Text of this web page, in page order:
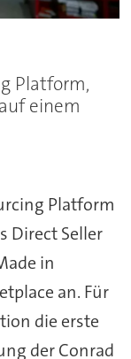
Platform,
einem
Platform
Direct Seller
in
an. Für
die erste
der Conrad